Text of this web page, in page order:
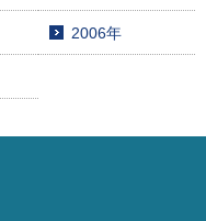
2006年